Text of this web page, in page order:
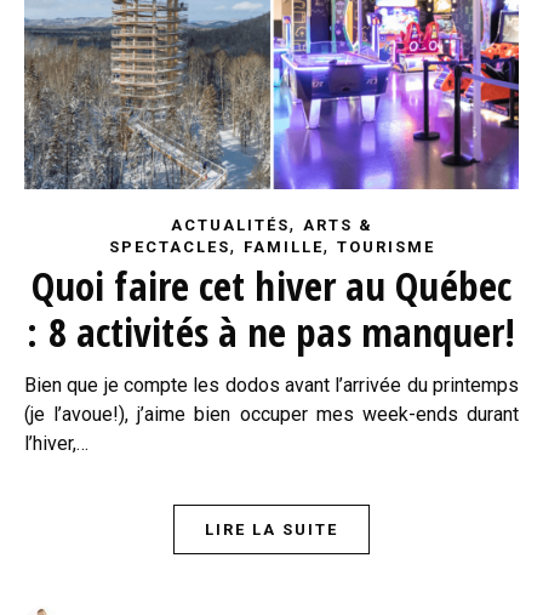
ACTUALITÉS, ARTS &
SPECTACLES, FAMILLE, TOURISME
Quoi faire cet hiver au Québec
: 8 activités à ne pas manquer!
Bien que je compte les dodos avant l’arrivée du printemps
(je l’avoue!), j’aime bien occuper mes week-ends durant
l’hiver,…
LIRE LA SUITE